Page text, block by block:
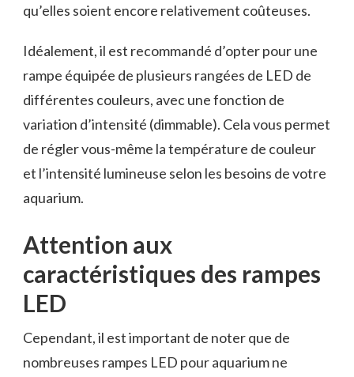
qu’elles soient encore relativement coûteuses.
Idéalement, il est recommandé d’opter pour une
rampe équipée de plusieurs rangées de LED de
différentes couleurs, avec une fonction de
variation d’intensité (dimmable). Cela vous permet
de régler vous-même la température de couleur
et l’intensité lumineuse selon les besoins de votre
aquarium.
Attention aux
caractéristiques des rampes
LED
Cependant, il est important de noter que de
nombreuses rampes LED pour aquarium ne